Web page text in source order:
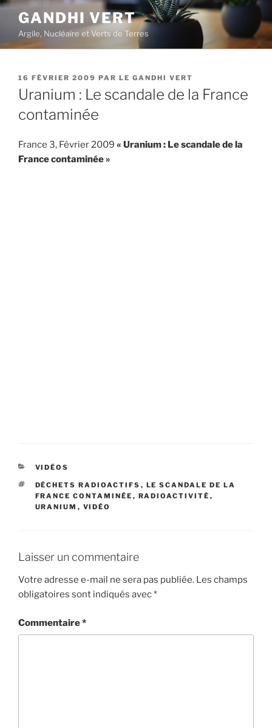
Aller
contenu
principal
GANDHI VERT
Argile, Nucléaire et Verts de Terres
PUBLIÉ
LE
16 FÉVRIER 2009 PAR LE GANDHI VERT
Uranium : Le scandale de la France
contaminée
France 3, Février 2009 « Uranium : Le scandale de la
France contaminée »
CATÉGORIES
VIDÉOS
ÉTIQUETTES
DÉCHETS RADIOACTIFS , LE SCANDALE DE LA
FRANCE CONTAMINÉE , RADIOACTIVITÉ ,
URANIUM , VIDÉO
Laisser un commentaire
Votre adresse e-mail ne sera pas publiée. Les champs
obligatoires sont indiqués avec*
Commentaire*